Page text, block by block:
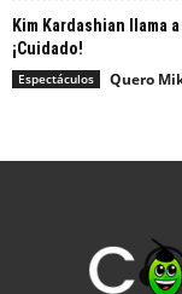
Kim Kardashian llama
¡Cuidado!
Espectáculos Quero